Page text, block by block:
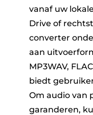
vanaf uw
Drive of
converter
aan
MP3WAV,
biedt
Om audio van
garanderen,